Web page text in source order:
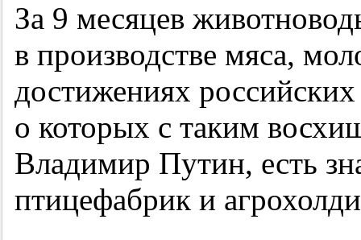
За 9 месяцев
в производстве мяса,
достижениях
о которых с таким
Владимир Путин, есть
птицефабрик и